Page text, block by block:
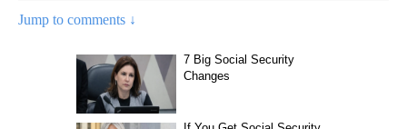
Jump to comments ↓